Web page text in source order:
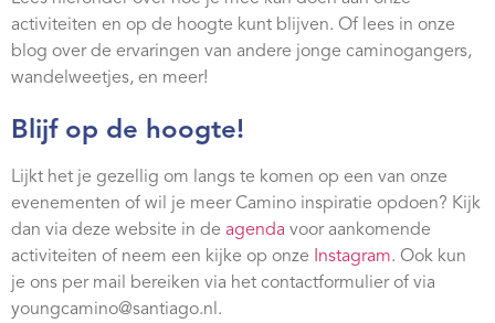
activiteiten en op de hoogte kunt blijven. Of lees in onze
blog over de ervaringen van andere jonge caminogangers,
wandelweetjes, en meer!
Blijf op de hoogte!
Lijkt het je gezellig om langs te komen op een van onze
evenementen of wil je meer Camino inspiratie opdoen? Kijk
dan via deze website in de agenda voor aankomende
activiteiten of neem een kijke op onze Instagram. Ook kun
je ons per mail bereiken via het contactformulier of via
youngcamino@santiago.nl.